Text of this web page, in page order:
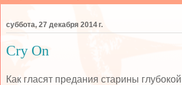
суббота, 27 декабря 2014 г.
Cry On
Как гласят предания старины